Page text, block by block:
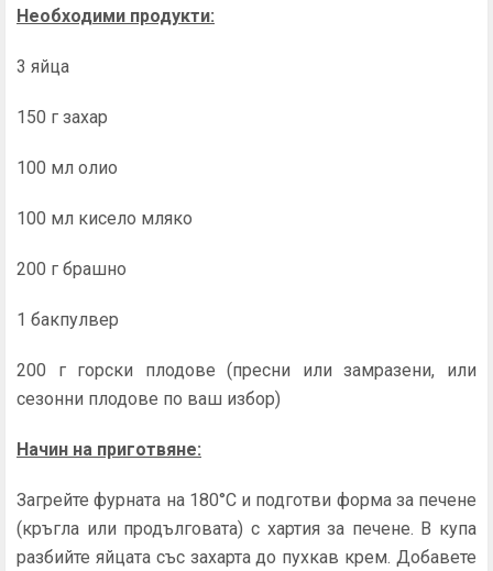
Необходими продукти:
3 яйца
150 г захар
100 мл олио
100 мл кисело мляко
200 г брашно
1 бакпулвер
200 г горски плодове (пресни или замразени, или
сезонни плодове по ваш избор)
Начин на приготвяне:
Загрейте фурната на 180°C и подготви форма за печене
(кръгла или продълговата) с хартия за печене. В купа
разбийте яйцата със захарта до пухкав крем. Добавете